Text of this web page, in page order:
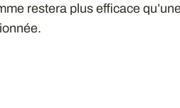
restera plus efficace qu’une